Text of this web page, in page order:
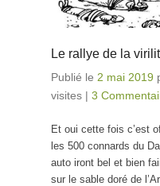
Le rallye de la
Publié le 2 mai 2019
visites | 3
Et oui cette fois c’est
les 500 connards du
auto iront bel et bien
sur le sable doré de